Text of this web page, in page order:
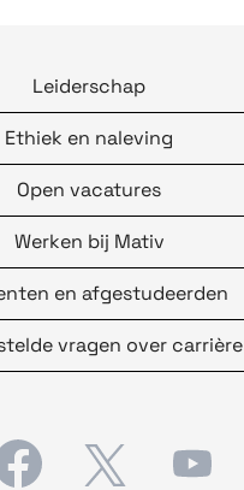
Leiderschap
Ethiek en naleving
Open vacatures
Werken bij Mativ
en afgestudeerden
vragen over carrière
O O
p p